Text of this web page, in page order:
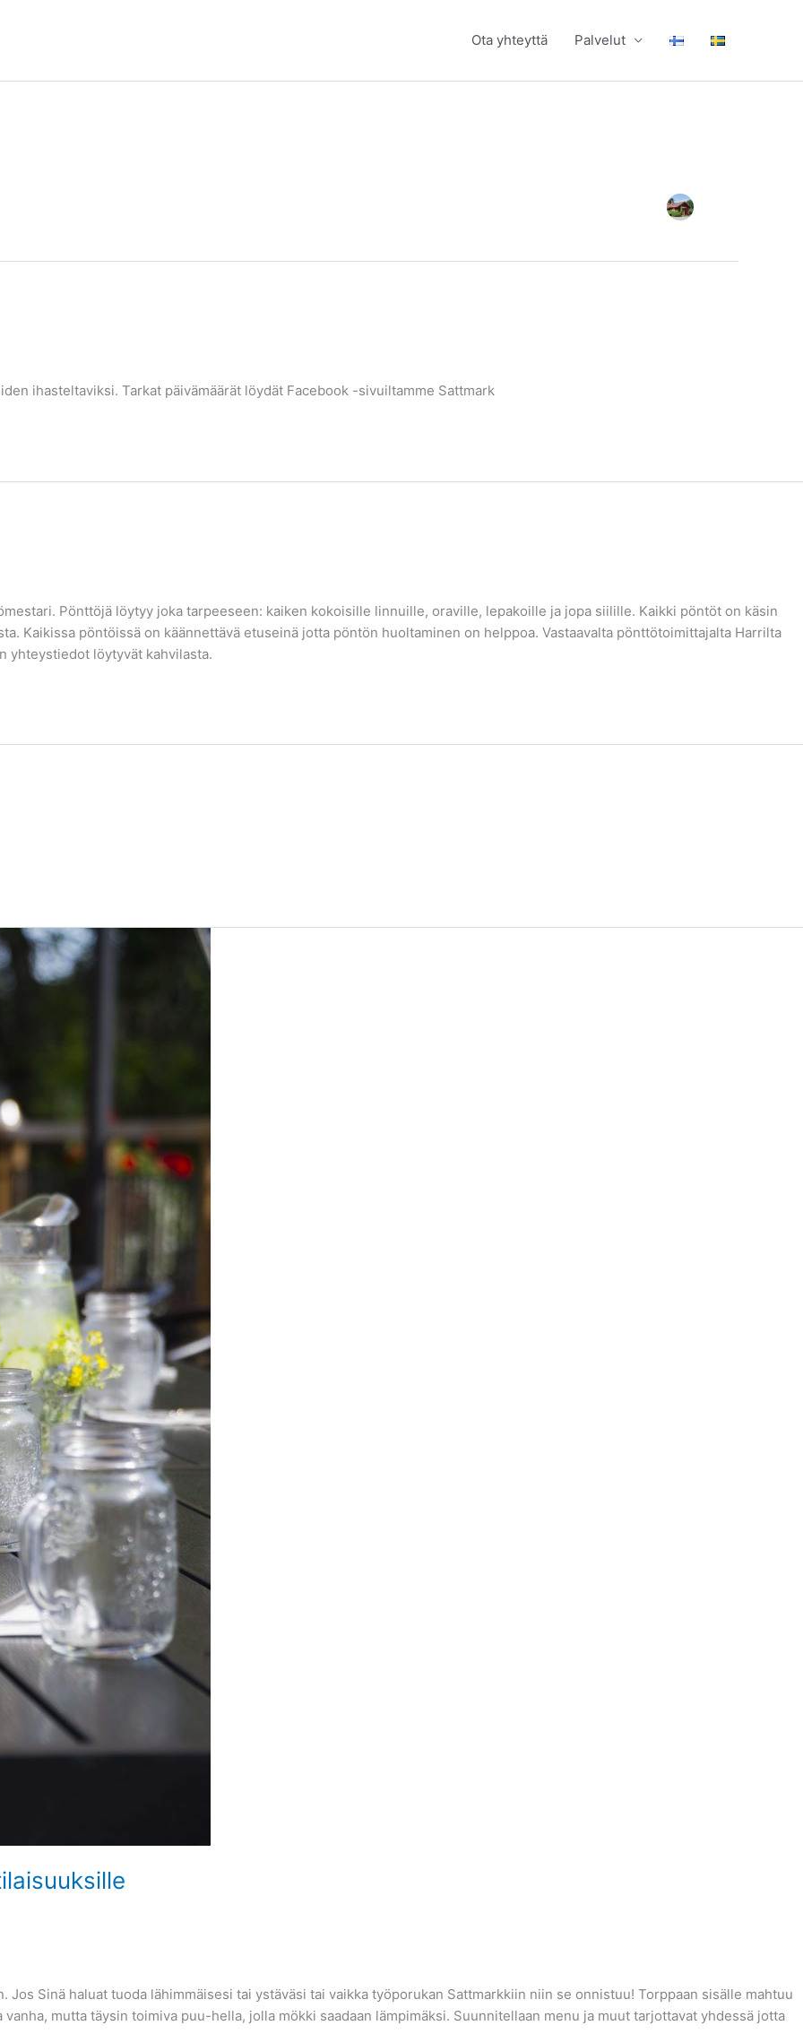
Ota yhteyttä Palvelut
ihasteltaviksi. Tarkat päivämäärät löydät Facebook -sivuiltamme Sattmark
Pönttöjä löytyy joka tarpeeseen: kaiken kokoisille linnuille, oraville, lepakoille ja jopa siilille. Kaikki pöntöt on käsin
Kaikissa pöntöissä on käännettävä etuseinä jotta pöntön huoltaminen on helppoa. Vastaavalta pönttötoimittajalta Harrilta
yhteystiedot löytyvät kahvilasta.
Jos Sinä haluat tuoda lähimmäisesi tai ystäväsi tai vaikka työporukan Sattmarkkiin niin se onnistuu! Torppaan sisälle mahtuu
mutta täysin toimiva puu-hella, jolla mökki saadaan lämpimäksi. Suunnitellaan menu ja muut tarjottavat yhdessä jotta